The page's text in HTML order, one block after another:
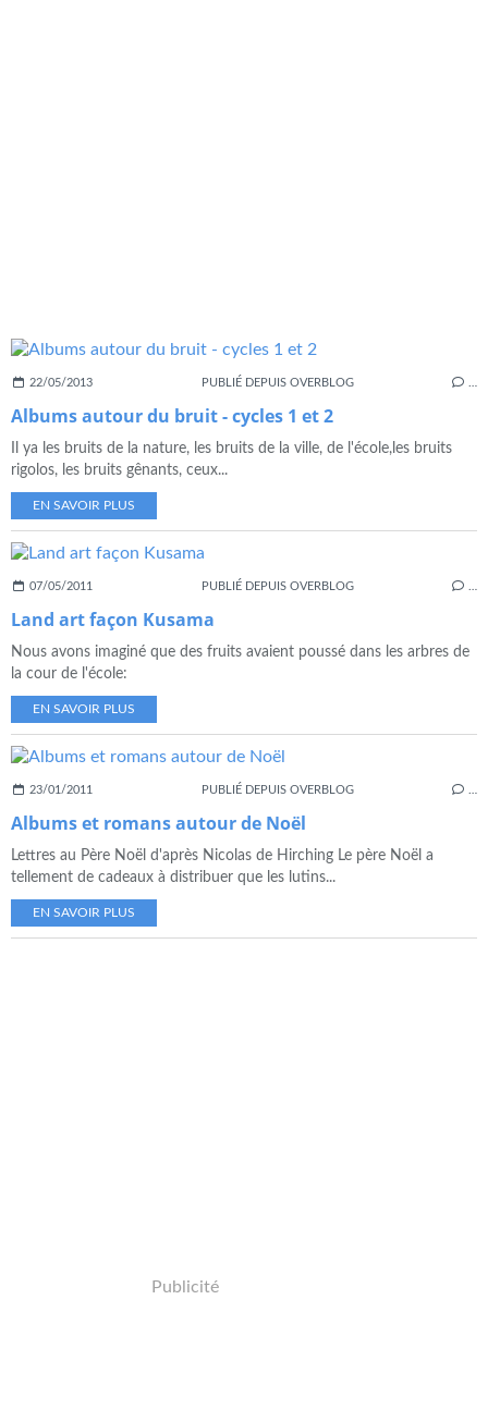
22/05/2013 PUBLIÉ DEPUIS OVERBLOG
Albums autour du bruit - cycles 1 et 2
Il ya les bruits de la nature, les bruits de la ville, de l'école,les bruits
rigolos, les bruits gênants, ceux...
EN SAVOIR PLUS
07/05/2011 PUBLIÉ DEPUIS OVERBLOG
Land art façon Kusama
Nous avons imaginé que des fruits avaient poussé dans les arbres de
la cour de l'école:
EN SAVOIR PLUS
23/01/2011 PUBLIÉ DEPUIS OVERBLOG
Albums et romans autour de Noël
Lettres au Père Noël d'après Nicolas de Hirching Le père Noël a
tellement de cadeaux à distribuer que les lutins...
EN SAVOIR PLUS
Publicité